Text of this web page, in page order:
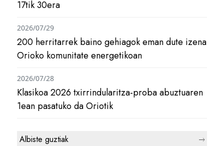
17tik 30era
200 herritarrek baino gehiagok eman dute izena
Orioko komunitate energetikoan
2026/07/29
Klasikoa 2026 txirrindularitza-proba abuztuaren
1ean pasatuko da Oriotik
2026/07/28
Albiste guztiak